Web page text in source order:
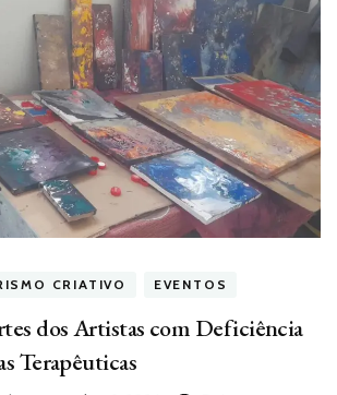
CRIATIVO EVENTOS
dos Artistas com Deficiência
Terapêuticas